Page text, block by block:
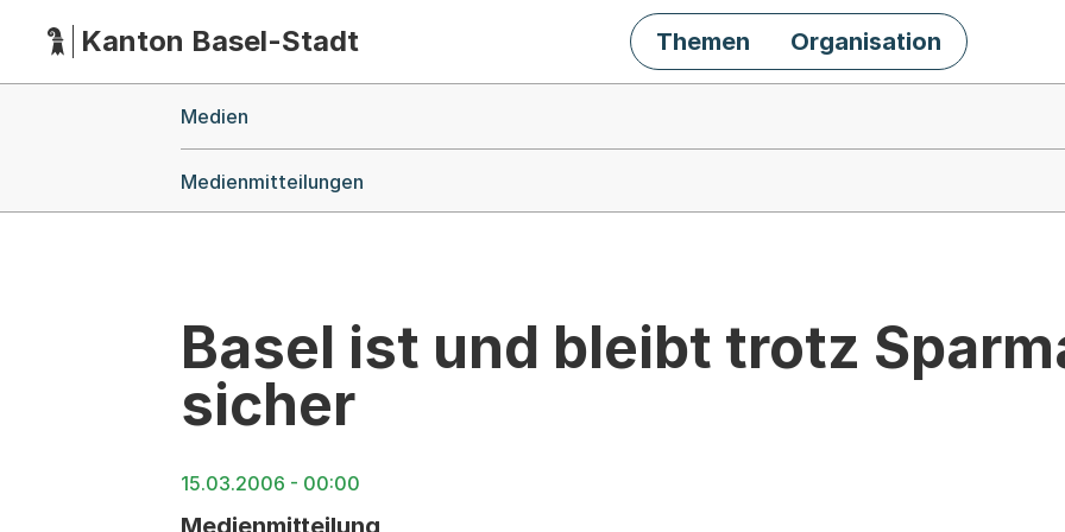
HauptnavigationKanton Basel-Stadt Themen Organisation
Medien
Medienmitteilungen
Basel ist und bleibt trotz
sicher
15.03.2006 - 00:00
Medienmitteilung